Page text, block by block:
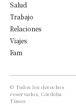
Salud
Trabajo
Relaciones
Viajes
Fam
© Todos los derechos
reservados, Córdoba
Times